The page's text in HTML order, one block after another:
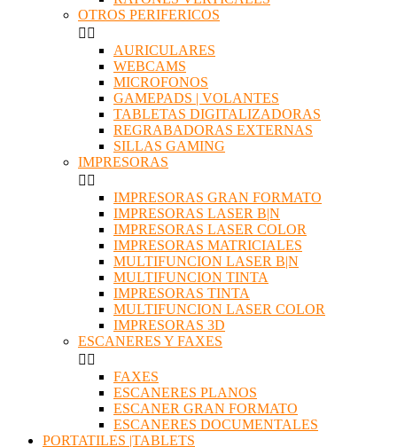
OTROS PERIFERICOS
 
AURICULARES
WEBCAMS
MICROFONOS
GAMEPADS | VOLANTES
TABLETAS DIGITALIZADORAS
REGRABADORAS EXTERNAS
SILLAS GAMING
IMPRESORAS
 
IMPRESORAS GRAN FORMATO
IMPRESORAS LASER B|N
IMPRESORAS LASER COLOR
IMPRESORAS MATRICIALES
MULTIFUNCION LASER B|N
MULTIFUNCION TINTA
IMPRESORAS TINTA
MULTIFUNCION LASER COLOR
IMPRESORAS 3D
ESCANERES Y FAXES
 
FAXES
ESCANERES PLANOS
ESCANER GRAN FORMATO
ESCANERES DOCUMENTALES
PORTATILES |TABLETS